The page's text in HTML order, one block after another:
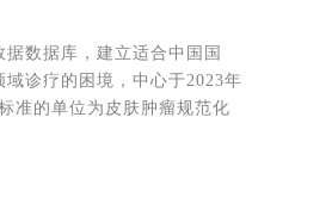
数据库，建立适合中国国
诊疗的困境，中心于2023年
准的单位为皮肤肿瘤规范化